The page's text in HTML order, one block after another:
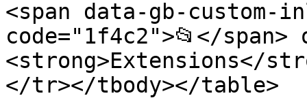
<span data-gb-
code="1f4c2">📂</
<strong>Extensions</
</tr></tbody></table>